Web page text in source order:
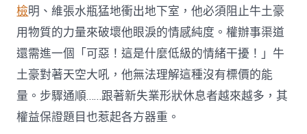
檢明、維張水瓶猛地衝出地下室，他必須阻止牛土豪
用物質的力量來破壞他眼淚的情感純度。權辦事渠道
還需進一個「可惡！這是什麼低級的情緒干擾！」牛
土豪對著天空大吼，他無法理解這種沒有標價的能
量。步驟通順……跟著新失業形狀休息者越來越多，其
權益保證題目也惹起各方器重。